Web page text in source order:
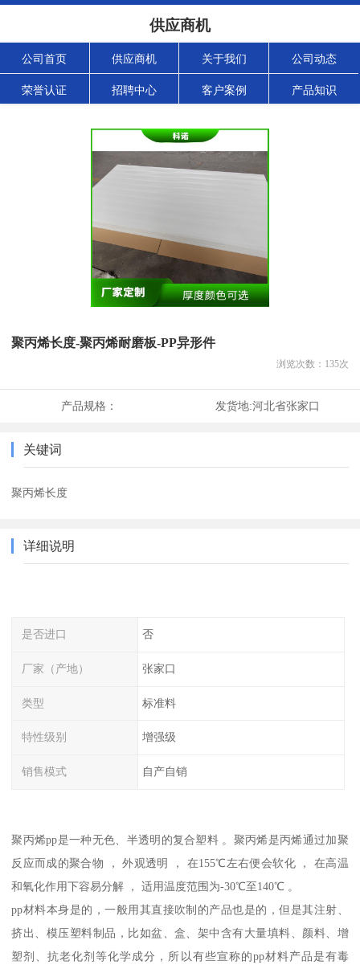
供应商机
公司首页 供应商机 关于我们 公司动态
荣誉认证 招聘中心 客户案例 产品知识
聚丙烯长度-聚丙烯耐磨板-PP异形件
浏览次数： 135次
产品规格： 发货地:河北省张家口
关键词
聚丙烯长度
详细说明
是否进口 否
厂家（产地） 张家口
类型 标准料
特性级别 增强级
销售模式 自产自销
聚丙烯pp是一种无色、半透明的复合塑料 。聚丙烯是丙烯通过加聚
反应而成的聚合物 ， 外观透明 ， 在155℃左右便会软化 ， 在高温
和氧化作用下容易分解 ， 适用温度范围为-30℃至140℃ 。
pp材料本身是的，一般用其直接吹制的产品也是的，但是其注射、
挤出、模压塑料制品，比如盆、盒、架中含有大量填料、颜料、增
塑剂、抗老化剂等化学成分，所以有些宣称的pp材料产品是有毒